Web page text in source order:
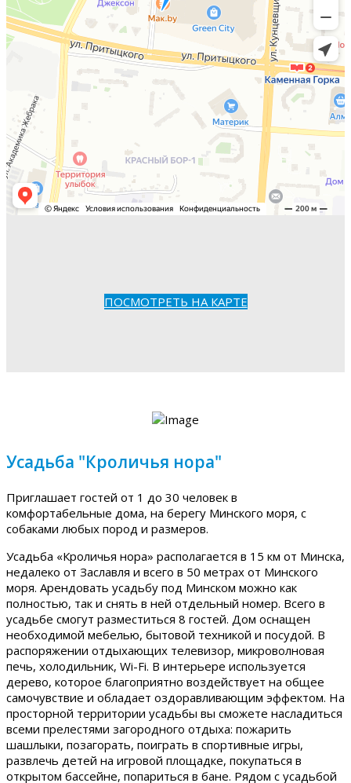
ПОСМОТРЕТЬ НА КАРТЕ
Усадьба "Кроличья нора"
Приглашает гостей от 1 до 30 человек в
комфортабельные дома, на берегу Минского моря, с
собаками любых пород и размеров.
Усадьба «Кроличья нора» располагается в 15 км от Минска,
недалеко от Заславля и всего в 50 метрах от Минского
моря. Арендовать усадьбу под Минском можно как
полностью, так и снять в ней отдельный номер. Всего в
усадьбе смогут разместиться 8 гостей. Дом оснащен
необходимой мебелью, бытовой техникой и посудой. В
распоряжении отдыхающих телевизор, микроволновая
печь, холодильник, Wi-Fi. В интерьере используется
дерево, которое благоприятно воздействует на общее
самочувствие и обладает оздоравливающим эффектом. На
просторной территории усадьбы вы сможете насладиться
всеми прелестями загородного отдыха: пожарить
шашлыки, позагорать, поиграть в спортивные игры,
развлечь детей на игровой площадке, покупаться в
открытом бассейне, попариться в бане. Рядом с усадьбой